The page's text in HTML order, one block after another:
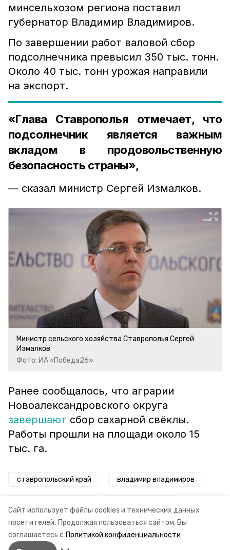
Сайт использует файлы cookies и технических данных
посетителей. Продолжая пользоваться сайтом, Вы
соглашаетесь с Политикой конфиденциальности
минсельхозом региона поставил
губернатор Владимир Владимиров.
По завершении работ валовой сбор
подсолнечника превысил 350 тыс. тонн.
Около 40 тыс. тонн урожая направили
на экспорт.
«Глава Ставрополья отмечает, что
подсолнечник является важным
вкладом в продовольственную
безопасность страны»,
— сказал министр Сергей Измалков.
Министр сельского хозяйства Ставрополья Сергей
Измалков
Фото: ИА «Победа26»
Ранее сообщалось, что аграрии
Новоалександровского округа
завершают сбор сахарной свёклы.
Работы прошли на площади около 15
тыс. га.
ставропольский край владимир владимиров
уборка подсолнечника